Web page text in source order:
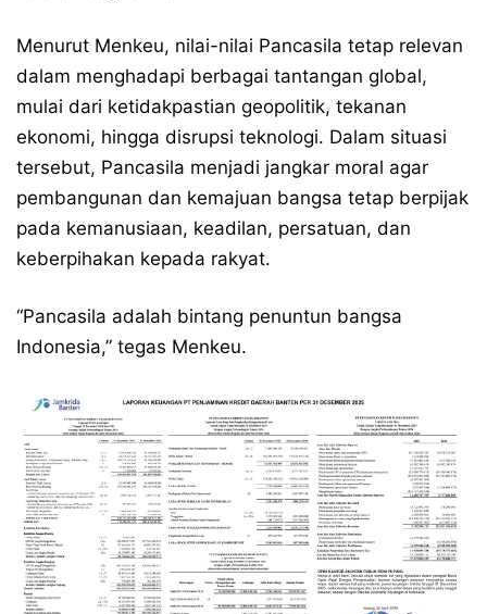
Menurut Menkeu, nilai-nilai Pancasila tetap relevan
dalam menghadapi berbagai tantangan global,
mulai dari ketidakpastian geopolitik, tekanan
ekonomi, hingga disrupsi teknologi. Dalam situasi
tersebut, Pancasila menjadi jangkar moral agar
pembangunan dan kemajuan bangsa tetap berpijak
pada kemanusiaan, keadilan, persatuan, dan
keberpihakan kepada rakyat.
“Pancasila adalah bintang penuntun bangsa
Indonesia,” tegas Menkeu.